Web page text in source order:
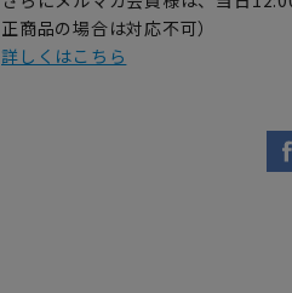
正商品の場合は対応不可）
詳しくはこちら